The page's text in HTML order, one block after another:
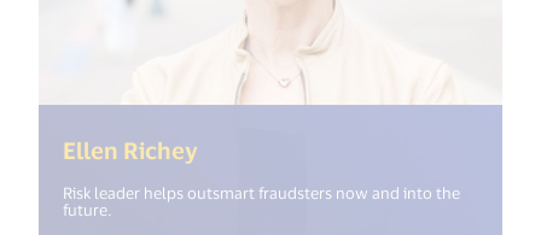
Ellen Richey
Risk leader helps outsmart fraudsters now and into the
future.